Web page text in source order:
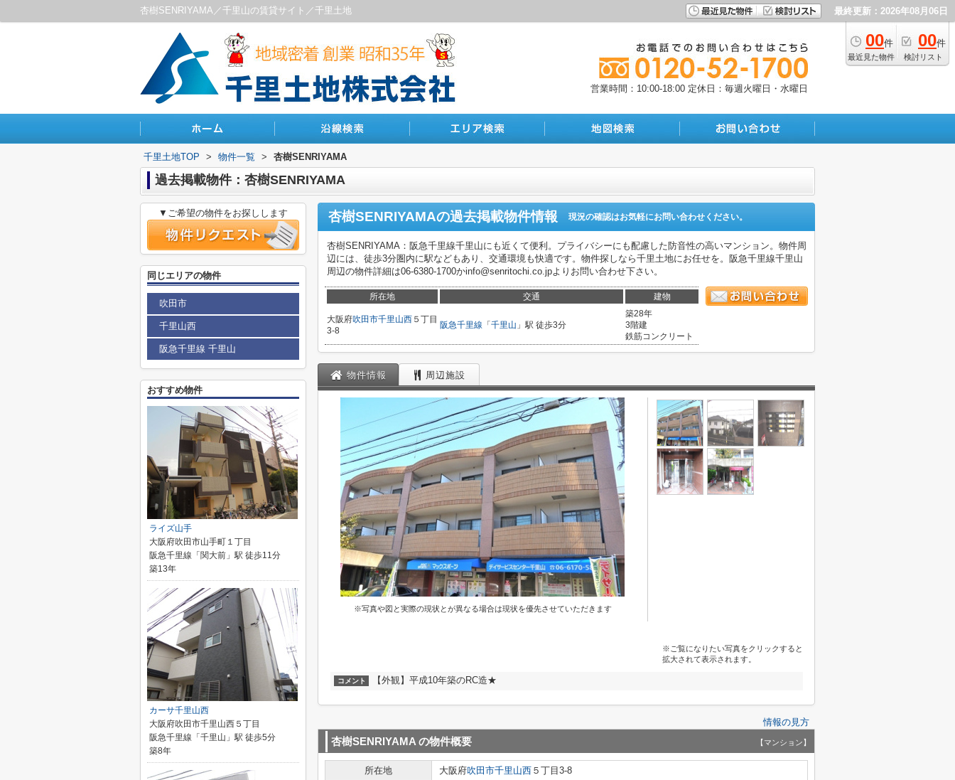
杏樹SENRIYAMA／千里山の賃貸サイト／千里土地 最終更新：2026年08月06日
00件
最近見た物件
00件
検討リスト
営業時間：10:00-18:00 定休日：毎週火曜日・水曜日
千里土地TOP > 物件一覧 > 杏樹SENRIYAMA
過去掲載物件：杏樹SENRIYAMA
杏樹SENRIYAMAの過去掲載物件情報 現況の確認はお気軽にお問い合わせください。
杏樹SENRIYAMA：阪急千里線千里山にも近くて便利。プライバシーにも配慮した防音性の高いマンション。物件周
辺には、徒歩3分圏内に駅などもあり、交通環境も快適です。物件探しなら千里土地にお任せを。阪急千里線千里山
周辺の物件詳細は06-6380-1700かinfo@senritochi.co.jpよりお問い合わせ下さい。
所在地 交通 建物
大阪府吹田市千里山西 ５丁目
3-8
阪急千里線 「 千里山 」駅 徒歩3分
築28年
3階建
鉄筋コンクリート
物件情報 周辺施設
※写真や図と実際の現状とが異なる場合は現状を優先させていただきます
※ご覧になりたい写真をクリックすると
拡大されて表示されます。
コメント 【外観】平成10年築のRC造★
情報の見方
杏樹SENRIYAMA の物件概要 【マンション】
所在地 大阪府吹田市千里山西 ５丁目3-8
▼ご希望の物件をお探しします
同じエリアの物件
吹田市
千里山西
阪急千里線 千里山
おすすめ物件
ライズ山手
大阪府吹田市山手町１丁目
阪急千里線「関大前」駅 徒歩11分
築13年
カーサ千里山西
大阪府吹田市千里山西５丁目
阪急千里線「千里山」駅 徒歩5分
築8年